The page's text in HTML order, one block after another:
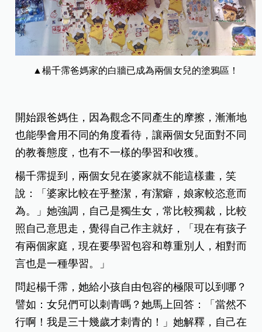
▲楊千霈爸媽家的白牆已成為兩個女兒的塗鴉區！
開始跟爸媽住，因為觀念不同產生的摩擦，漸漸地
也能學會用不同的角度看待，讓兩個女兒面對不同
的教養態度，也有不一樣的學習和收獲。
楊千霈提到，兩個女兒在婆家就不能這樣畫，笑
說：「婆家比較在乎整潔，有潔癖，娘家較恣意而
為。」她強調，自己是獨生女，常比較獨裁，比較
照自己意思走，覺得自己作主就好，「現在有孩子
有兩個家庭，現在要學習包容和尊重別人，相對而
言也是一種學習。」
問起楊千霈，她給小孩自由包容的極限可以到哪？
譬如：女兒們可以刺青嗎？她馬上回答：「當然不
行啊！我是三十幾歲才刺青的！」她解釋，自己在